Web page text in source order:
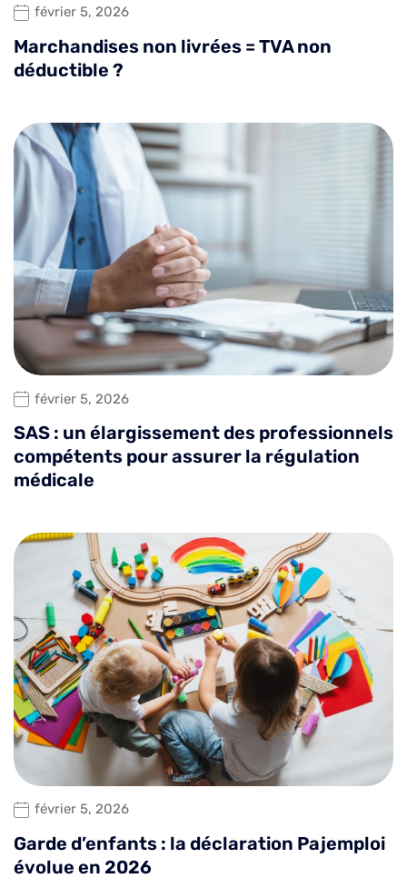
février 5, 2026
Marchandises non livrées = TVA non
déductible ?
février 5, 2026
SAS : un élargissement des professionnels
compétents pour assurer la régulation
médicale
février 5, 2026
Garde d’enfants : la déclaration Pajemploi
évolue en 2026